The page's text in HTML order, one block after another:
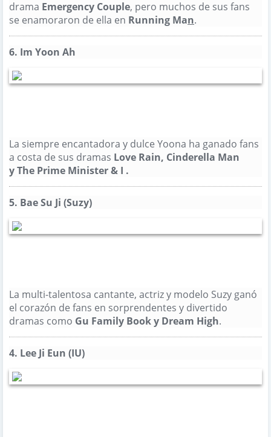
drama Emergency Couple, pero muchos de sus fans
se enamoraron de ella en Running Man.
6. Im Yoon Ah
856 Al igual que
La siempre encantadora y dulce Yoona ha ganado fans
a costa de sus dramas Love Rain, Cinderella Man
y The Prime Minister & I .
5. Bae Su Ji (Suzy)
856 Al igual que
La multi-talentosa cantante, actriz y modelo Suzy ganó
el corazón de fans en sorprendentes y divertido
dramas como Gu Family Booky Dream High.
4. Lee Ji Eun (IU)
856 Al igual que